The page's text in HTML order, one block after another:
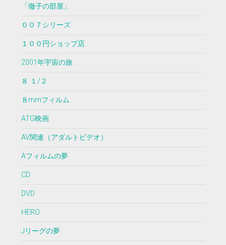
「徹子の部屋」
００７シリーズ
１００円ショップ店
2001年宇宙の旅
８ １/２
８mmフィルム
ATG映画
AV関連（アダルトビデオ）
Aフィルムの夢
CD
DVD
HERO
Jリーグの夢